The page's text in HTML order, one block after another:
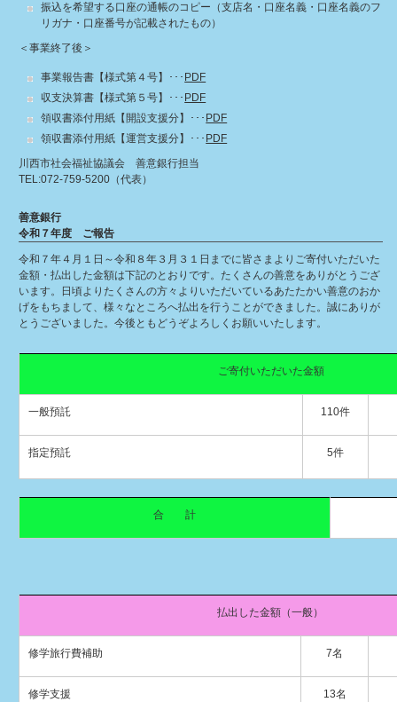
振込を希望する口座の通帳のコピー（支店名・口座名義・口座名義のフ
リガナ・口座番号が記載されたもの）
＜事業終了後＞
事業報告書【様式第４号】･･･ PDF
収支決算書【様式第５号】･･･ PDF
領収書添付用紙【開設支援分】･･･ PDF
領収書添付用紙【運営支援分】･･･ PDF
川西市社会福祉協議会 善意銀行担当
TEL:072-759-5200（代表）
善意銀行
令和７年度 ご報告
令和７年４月１日～令和８年３月３１日までに皆さまよりご寄付いただいた
金額・払出した金額は下記のとおりです。たくさんの善意をありがとうござ
います。日頃よりたくさんの方々よりいただいているあたたかい善意のおか
げをもちまして、様々なところへ払出を行うことができました。誠にありが
とうございました。今後ともどうぞよろしくお願いいたします。
ご寄付いただいた金額
一般預託 110件
指定預託 5件
合 計
払出した金額（一般）
修学旅行費補助 7名
修学支援 13名